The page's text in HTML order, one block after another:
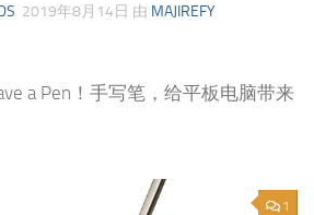
2019年8月14日 由 MAJIREFY
a Pen！手写笔，给平板电脑带来
1